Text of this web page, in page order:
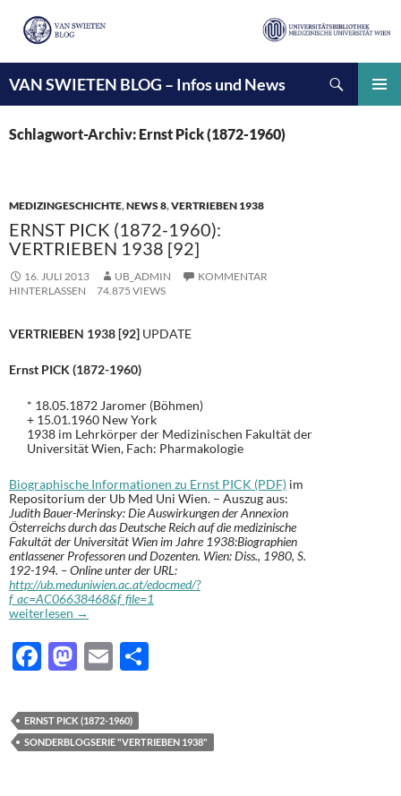
VAN SWIETEN BLOG – Infos und News
INHALT
SPRINGEN
Schlagwort-Archiv: Ernst Pick (1872-1960)
MEDIZINGESCHICHTE,NEWS 8,VERTRIEBEN 1938
ERNST PICK (1872-1960):
VERTRIEBEN 1938 [92]
16. JULI 2013 UB_ADMIN
KOMMENTAR
HINTERLASSEN
74.875 VIEWS
VERTRIEBEN 1938 [92] UPDATE
Ernst PICK (1872-1960)
* 18.05.1872 Jaromer (Böhmen)
+ 15.01.1960 New York
1938 im Lehrkörper der Medizinischen Fakultät der
Universität Wien, Fach: Pharmakologie
Biographische Informationen zu Ernst PICK (PDF) im
Repositorium der Ub Med Uni Wien. – Auszug aus:
Judith Bauer-Merinsky: Die Auswirkungen der Annexion
Österreichs durch das Deutsche Reich auf die medizinische
Fakultät der Universität Wien im Jahre 1938:Biographien
entlassener Professoren und Dozenten. Wien: Diss., 1980, S.
192-194. – Online unter der URL:
http://ub.meduniwien.ac.at/edocmed/?
f_ac=AC06638468&f_file=1
Ernst PICK (1872-1960): Vertrieben 1938 [92]
weiterlesen →
F
e
b
M
to
d
E
ail
n
ERNST PICK (1872-1960)
SONDERBLOGSERIE "VERTRIEBEN 1938"